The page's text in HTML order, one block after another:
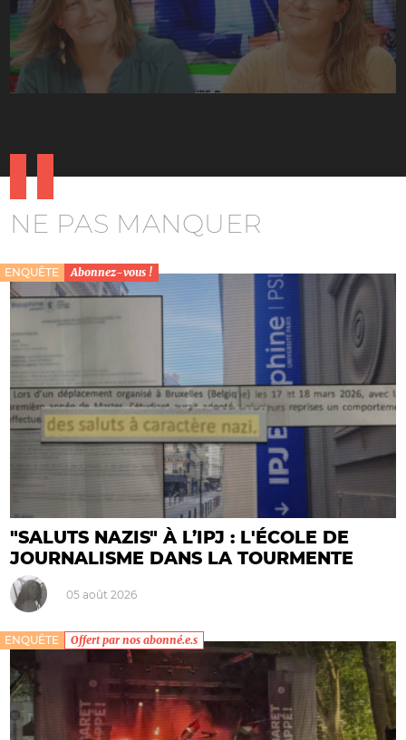
NE PAS MANQUER
ENQUÊTE Abonnez-vous !
"SALUTS NAZIS" À L’IPJ : L'ÉCOLE DE
JOURNALISME DANS LA TOURMENTE
05 août 2026
ENQUÊTE Offert par nos abonné.e.s